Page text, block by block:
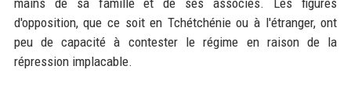
mains de sa famille et de ses associés. Les figures
d'opposition, que ce soit en Tchétchénie ou à l'étranger, ont
peu de capacité à contester le régime en raison de la
répression implacable.